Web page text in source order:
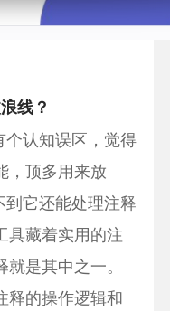
线？
个认知误区，觉得
，顶多用来放
到它还能处理注释
具藏着实用的注
是其中之一。
释的操作逻辑和